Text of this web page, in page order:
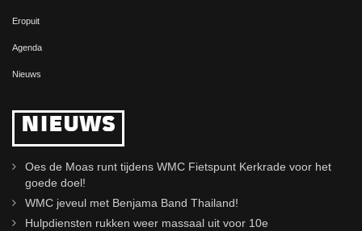
Eropuit
Agenda
Nieuws
NIEUWS
Oes de Moas runt tijdens WMC Fietspunt Kerkrade voor het
goede doel!
WMC jeveul met Benjama Band Thailand!
Hulpdiensten rukken weer massaal uit voor 10e